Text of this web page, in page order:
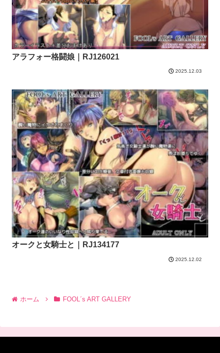
アラフォー格闘娘｜RJ126021
2025.12.03
オークと女騎士と｜RJ134177
2025.12.02
ホーム FOOL´s ART GALLERY